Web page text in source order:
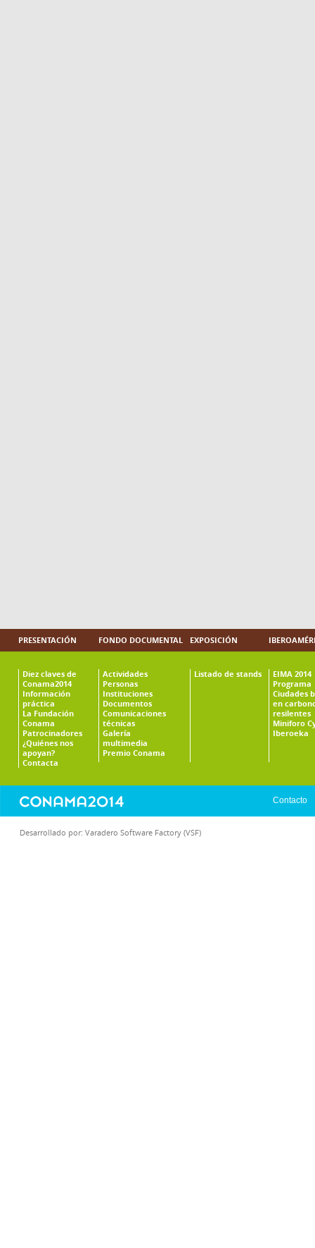
PRESENTACIÓN
Diez claves de
Conama2014
Información
práctica
La Fundación
Conama
Patrocinadores
¿Quiénes nos
apoyan?
Contacta
FONDO DOCUMENTAL
Actividades
Personas
Instituciones
Documentos
Comunicaciones
técnicas
Galería
multimedia
Premio Conama
EXPOSICIÓN
Listado de stands
EIMA 2014
Programa
Ciudades
en
resilentes
Miniforo
Iberoeka
Contacto
Desarrollado por: Varadero Software Factory (VSF)